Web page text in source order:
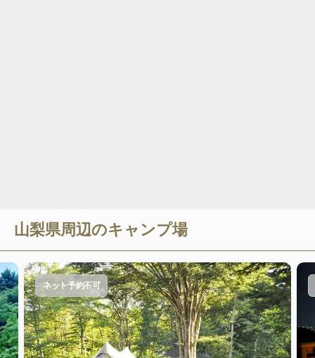
山梨県周辺のキャンプ場
ネット予約不可